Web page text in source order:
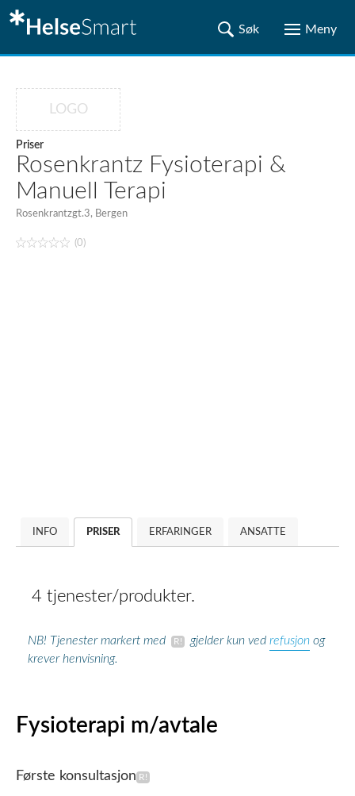
LOGO
Priser
Rosenkrantz Fysioterapi &
Manuell Terapi
Rosenkrantzgt.3, Bergen
(0)
INFO PRISER ERFARINGER ANSATTE
4 tjenester/produkter.
NB! Tjenester markert med gjelder kun ved refusjon og
krever henvisning.
Fysioterapi m/avtale
Første konsultasjon